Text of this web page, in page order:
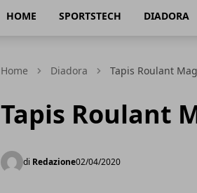
HOME SPORTSTECH DIADORA
Home Diadora Tapis Roulant
Tapis Roulant
di Redazione02/04/2020